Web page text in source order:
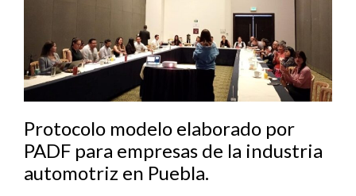
Protocolo modelo elaborado por
PADF para empresas de la industria
automotriz en Puebla.